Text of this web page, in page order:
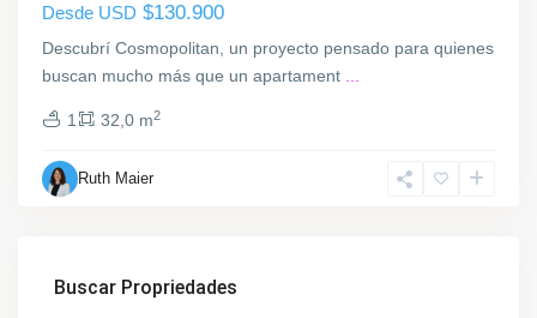
Desde USD $130.900
Descubrí Cosmopolitan, un proyecto pensado para quienes
buscan mucho más que un apartament
1 32,0 m2
Ruth Maier
Buscar Propriedades